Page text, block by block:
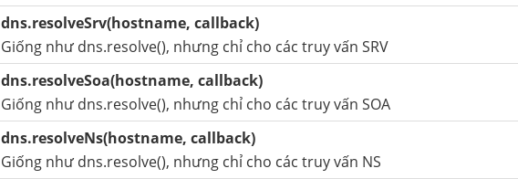
dns.resolveSrv(hostname, callback)
Giống như dns.resolve(), nhưng chỉ cho các truy vấn SRV
dns.resolveSoa(hostname, callback)
Giống như dns.resolve(), nhưng chỉ cho các truy vấn SOA
dns.resolveNs(hostname, callback)
Giống như dns.resolve(), nhưng chỉ cho các truy vấn NS